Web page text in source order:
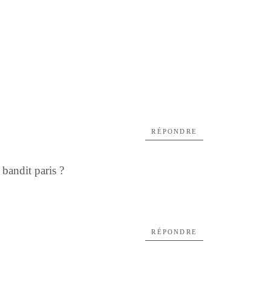
paris ?
RÉPONDRE
RÉPONDRE